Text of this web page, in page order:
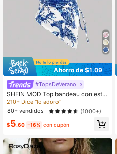
4.88 1.1M Seguidores
4.88 1.1M Seguidores
4.88 1.1M Seguidores
4.88 1.1M Seguidores
Ahorro de $1.09
#TopsDeVerano
SHEIN MOD Top bandeau con esta
mpado floral y borde asimétrico, ch
alecos retro, chalecos nómadas, blu
sas de pirata, top de Año Nuevo, dis
fraz de vaquera, ropa de hippie par
a mujer, top de corsé azul
210+ Dice "lo adoro"
80+ vendidos
(1000+)
$5.60 -16% con cupón